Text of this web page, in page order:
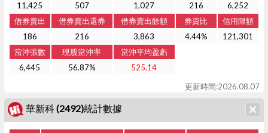
11,425
507 1,027 216
6,252
借券賣出
借券賣出還券 借券賣出餘額 券資比
信用限額
186
216 3,863 4.44%
121,301
當沖張數
現股當沖率
當沖平均盈虧
6,445
56.87%
525.14
更新時間:2026.08.07
華新科 (2492)統計數據